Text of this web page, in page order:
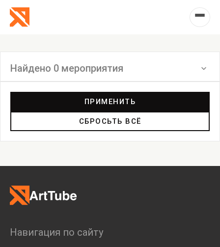
Найдено 0 мероприятия
Дискуссия
Пост-релиз
Пресс-конференция
Ярмарка
ПРИМЕНИТЬ
СБРОСЬТЬ ВСЁ
Навигация по сайту